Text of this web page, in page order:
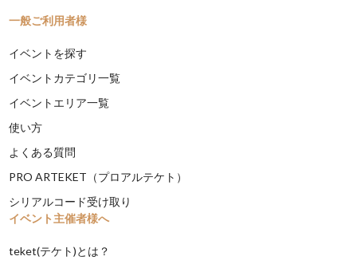
一般ご利用者様
イベントを探す
イベントカテゴリ一覧
イベントエリア一覧
使い方
よくある質問
PRO ARTEKET（プロアルテケト）
シリアルコード受け取り
イベント主催者様へ
teket(テケト)とは？